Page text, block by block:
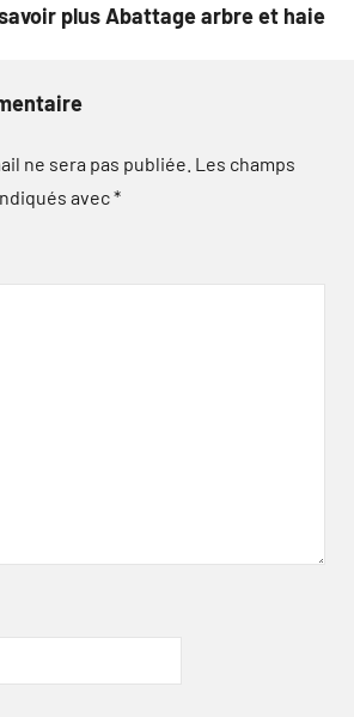
plus Abattage arbre et haie
ne sera pas publiée. Les champs
avec*